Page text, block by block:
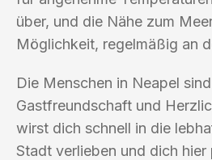
über, und die Nähe zum
Möglichkeit, regelmäßig an
Die Menschen in Neapel
Gastfreundschaft und
wirst dich schnell in die
Stadt verlieben und dich hier